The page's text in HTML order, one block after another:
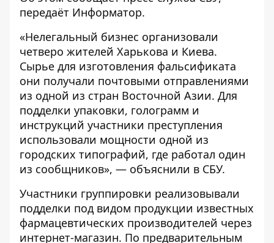
передаёт Информатор.
«Нелегальный бизнес организовали
четверо жителей Харькова и Киева.
Сырье для изготовления фальсификата
они получали почтовыми отправлениями
из одной из стран Восточной Азии. Для
подделки упаковки, голограмм и
инструкций участники преступления
использовали мощности одной из
городских типографий, где работал один
из сообщников», — объяснили в СБУ.
Участники группировки реализовывали
подделки под видом продукции известных
фармацевтических производителей через
интернет-магазин. По предварительным